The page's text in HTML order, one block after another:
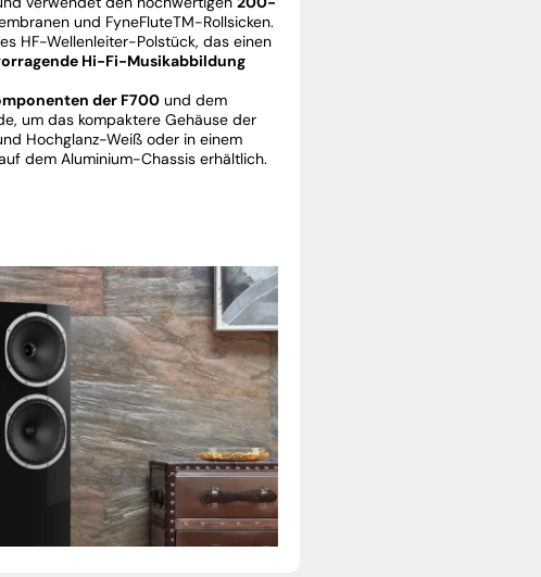
und FyneFluteTM-Rollsicken.
HF-Wellenleiter-Polstück, das einen
Hi-Fi-Musikabbildung
der F700 und dem
um das kompaktere Gehäuse der
Hochglanz-Weiß oder in einem
dem Aluminium-Chassis erhältlich.